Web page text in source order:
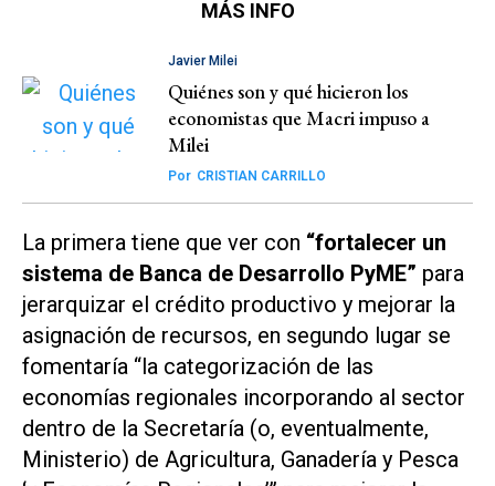
MÁS INFO
Javier Milei
Quiénes son y qué hicieron los
economistas que Macri impuso a
Milei
Por CRISTIAN CARRILLO
La primera tiene que ver con “fortalecer un
sistema de Banca de Desarrollo PyME” para
jerarquizar el crédito productivo y mejorar la
asignación de recursos, en segundo lugar se
fomentaría “la categorización de las
economías regionales incorporando al sector
dentro de la Secretaría (o, eventualmente,
Ministerio) de Agricultura, Ganadería y Pesca